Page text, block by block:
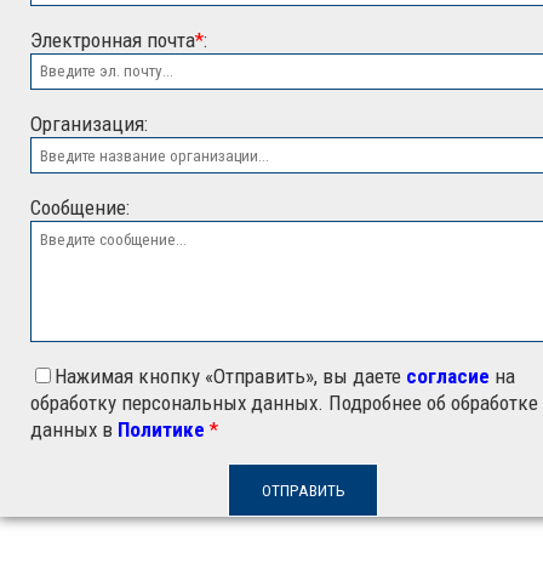
ООО "ЭСК"
Электронная почта*:
Организация:
Сообщение:
Нажимая кнопку «Отправить», вы даете согласие на
обработку персональных данных. Подробнее об обработке
данных в Политике *